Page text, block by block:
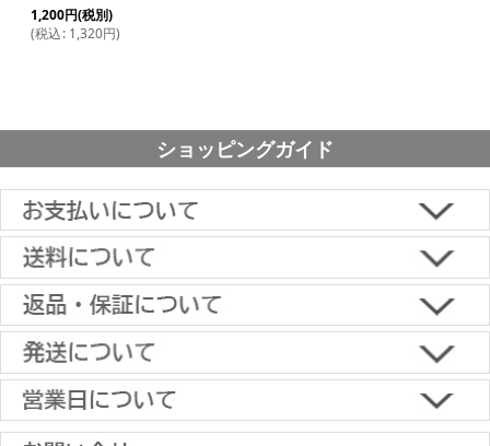
1,200円(税別)
(税込: 1,320円)
ショッピングガイド
■下記よりお選びいただけます。
クレジットカード決済、代金引換、楽天ペイ、郵便振替、銀行振
込、スコア後払い、コンビニ決済、PayPayオンライン決済
※一部適用外の地域や商品がありますのでご了承ください。
【返品・キャンセルについて】
原則として返品は受け付けておりません。
金具に関しては、条件を満たしている場合は返品をお受けいたしま
す。
【初期不良・保証について】
土日祝日も当日出荷いたします